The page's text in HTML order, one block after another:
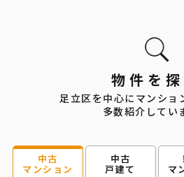
物件を探
足立区を中心にマンショ
多数紹介してい
中古
マンション
中古
戸建て マ